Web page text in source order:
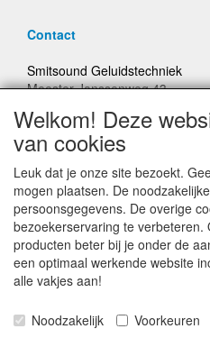
Contact
Smitsound Geluidstechniek
Meester Janssenweg 43
E-mail: info@smitsound.nl
Telefoon: +31-(0)6-22256322
Bestellingen binnen
voor €
Prijzen inclusief 21%
Welkom! Deze
van cookies
Leuk dat je onze site bezoekt.
mogen plaatsen. De
persoonsgegevens. De overige
bezoekerservaring te
producten beter bij je onder de
een optimaal werkende website
alle vakjes aan!
Noodzakelijk Voorkeuren